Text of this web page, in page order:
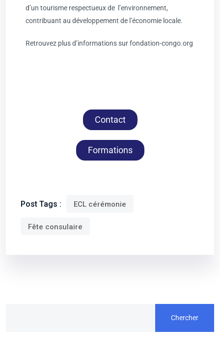
d’un tourisme respectueux de l’environnement,
contribuant au développement de l’économie locale.
Retrouvez plus d’informations surfondation-congo.org
Contact
Formations
Post Tags : ECL cérémonie
Fête consulaire
Chercher